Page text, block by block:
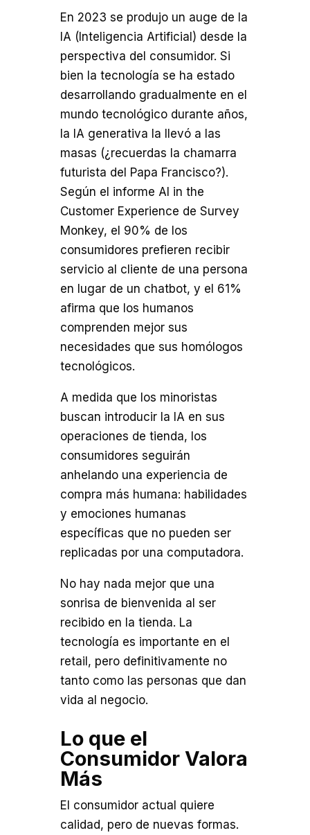
En 2023 se produjo un auge de la
IA (Inteligencia Artificial) desde la
perspectiva del consumidor. Si
bien la tecnología se ha estado
desarrollando gradualmente en el
mundo tecnológico durante años,
la IA generativa la llevó a las
masas (¿recuerdas la chamarra
futurista del Papa Francisco?).
Según el informe AI in the
Customer Experience de Survey
Monkey, el 90% de los
consumidores prefieren recibir
servicio al cliente de una persona
en lugar de un chatbot, y el 61%
afirma que los humanos
comprenden mejor sus
necesidades que sus homólogos
tecnológicos.
A medida que los minoristas
buscan introducir la IA en sus
operaciones de tienda, los
consumidores seguirán
anhelando una experiencia de
compra más humana: habilidades
y emociones humanas
específicas que no pueden ser
replicadas por una computadora.
No hay nada mejor que una
sonrisa de bienvenida al ser
recibido en la tienda. La
tecnología es importante en el
retail, pero definitivamente no
tanto como las personas que dan
vida al negocio.
Lo que el
Consumidor Valora
Más
El consumidor actual quiere
calidad, pero de nuevas formas.